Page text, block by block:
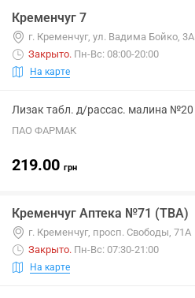
Кременчуг 7
г. Кременчуг, ул. Вадима Бойко, 3А
Закрыто. Пн-Вс: 08:00-20:00
На карте
Лизак табл. д/рассас. малина №20
ПАО ФАРМАК
219.00 грн
Кременчуг Аптека №71 (ТВА)
г. Кременчуг, просп. Свободы, 71А
Закрыто. Пн-Вс: 07:30-21:00
На карте